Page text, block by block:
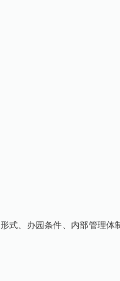
式、办园条件、内部管理体